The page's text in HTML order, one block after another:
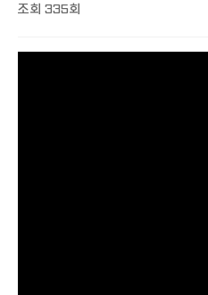
조회 335회